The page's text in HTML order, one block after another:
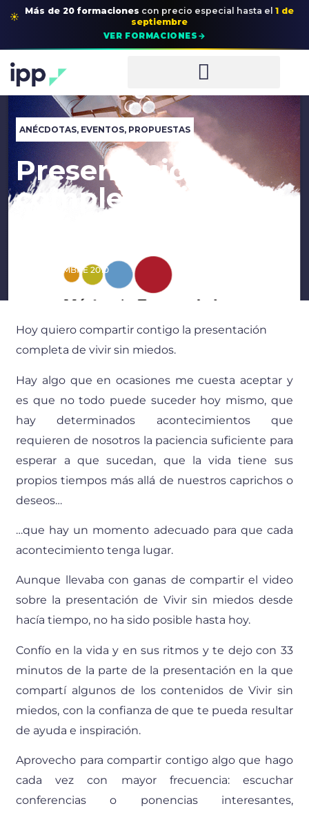
☀ Más de 20 formaciones con precio especial hasta el 1 de
septiembre
VER FORMACIONES →
ANÉCDOTAS, EVENTOS, PROPUESTAS
Presentación
completa Vivir sin
25 NOVIEMBRE 2010
Hoy quiero compartir contigo la presentación
completa de vivir sin miedos.
Hay algo que en ocasiones me cuesta aceptar y
es que no todo puede suceder hoy mismo, que
hay determinados acontecimientos que
requieren de nosotros la paciencia suficiente para
esperar a que sucedan, que la vida tiene sus
propios tiempos más allá de nuestros caprichos o
deseos…
…que hay un momento adecuado para que cada
acontecimiento tenga lugar.
Aunque llevaba con ganas de compartir el video
sobre la presentación de Vivir sin miedos desde
hacía tiempo, no ha sido posible hasta hoy.
Confío en la vida y en sus ritmos y te dejo con 33
minutos de la parte de la presentación en la que
compartí algunos de los contenidos de Vivir sin
miedos, con la confianza de que te pueda resultar
de ayuda e inspiración.
Aprovecho para compartir contigo algo que hago
cada vez con mayor frecuencia: escuchar
conferencias o ponencias interesantes,